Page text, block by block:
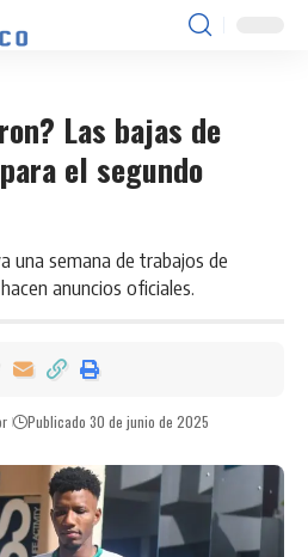
Las bajas de
el segundo
una semana de trabajos de
anuncios oficiales.
Publicado 30 de junio de 2025